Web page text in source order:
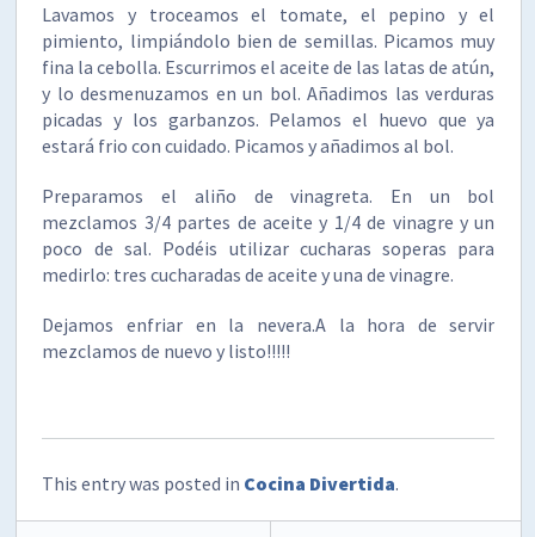
Lavamos y troceamos el tomate, el pepino y el
pimiento, limpiándolo bien de semillas. Picamos muy
fina la cebolla. Escurrimos el aceite de las latas de atún,
y lo desmenuzamos en un bol. Añadimos las verduras
picadas y los garbanzos. Pelamos el huevo que ya
estará frio con cuidado. Picamos y añadimos al bol.
Preparamos el aliño de vinagreta. En un bol
mezclamos 3/4 partes de aceite y 1/4 de vinagre y un
poco de sal. Podéis utilizar cucharas soperas para
medirlo: tres cucharadas de aceite y una de vinagre.
Dejamos enfriar en la nevera.A la hora de servir
mezclamos de nuevo y listo!!!!!
This entry was posted in Cocina Divertida.